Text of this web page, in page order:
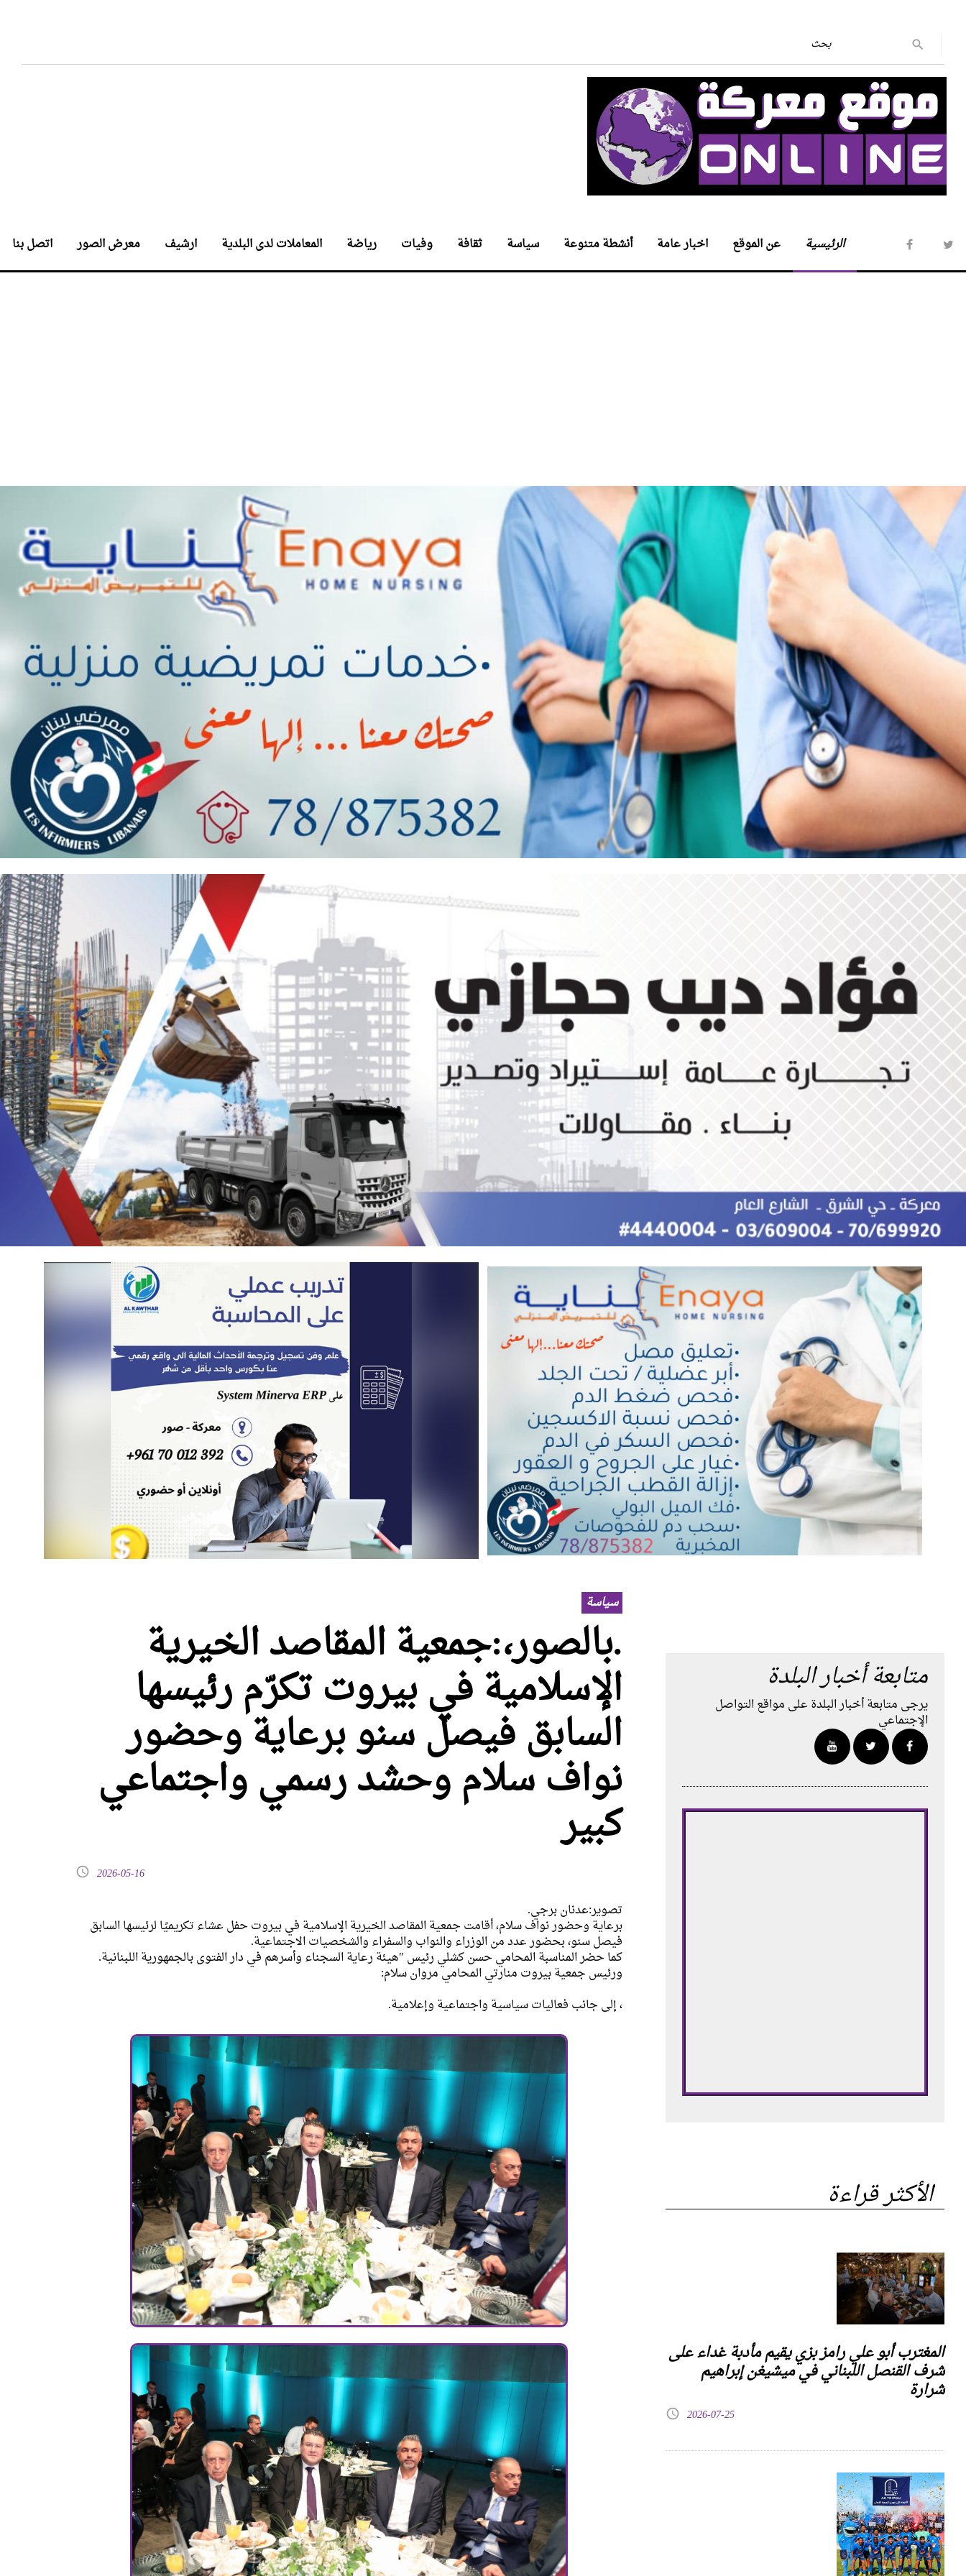
الرئيسية عن الموقع اخبار عامة أنشطة متنوعة سياسة ثقافة وفيات رياضة المعاملات لدى البلدية ارشيف معرض الصور اتصل بنا
سياسة
.بالصور،:جمعية المقاصد الخيرية
الإسلامية في بيروت تكرّم رئيسها
السابق فيصل سنو برعاية وحضور
نواف سلام وحشد رسمي واجتماعي
كبير
2026-05-16
تصوير:عدنان برجي.
برعاية وحضور نواف سلام، أقامت جمعية المقاصد الخيرية الإسلامية في بيروت حفل عشاء تكريميًا لرئيسها السابق
فيصل سنو، بحضور عدد من الوزراء والنواب والسفراء والشخصيات الاجتماعية.
كما حضر المناسبة المحامي حسن كشلي رئيس "هيئة رعاية السجناء وأسرهم في دار الفتوى بالجمهورية اللبنانية.
ورئيس جمعية بيروت منارتي المحامي مروان سلام:
، إلى جانب فعاليات سياسية واجتماعية وإعلامية.
متابعة أخبار البلدة
يرجى متابعة أخبار البلدة على مواقع التواصل
الإجتماعي
الأكثر قراءة
المغترب أبو علي رامز بزي يقيم مأدبة غداء على
شرف القنصل اللبناني في ميشيغن إبراهيم
شرارة
2026-07-25